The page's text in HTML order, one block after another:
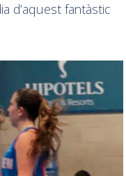
d’aquest fantàstic